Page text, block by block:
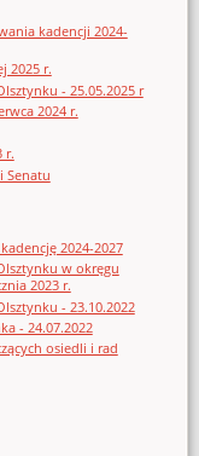
kadencji 2024-
2025 r.
- 25.05.2025 r
2024 r.
r.
Senatu
2024-2027
w okręgu
2023 r.
- 23.10.2022
- 24.07.2022
osiedli i rad